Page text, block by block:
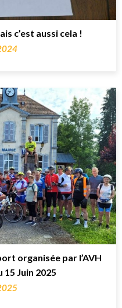
c’est aussi cela !
organisée par l’AVH
15 Juin 2025